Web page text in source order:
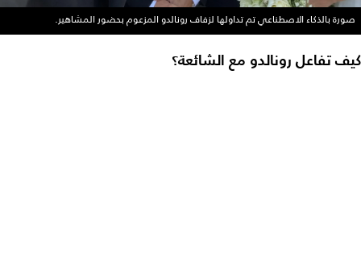
صورة بالذكاء الاصطناعي تم تداولها لزفاف رونالدو المزعوم بحضور المشاهير.
كيف تفاعل رونالدو مع الشائعة؟